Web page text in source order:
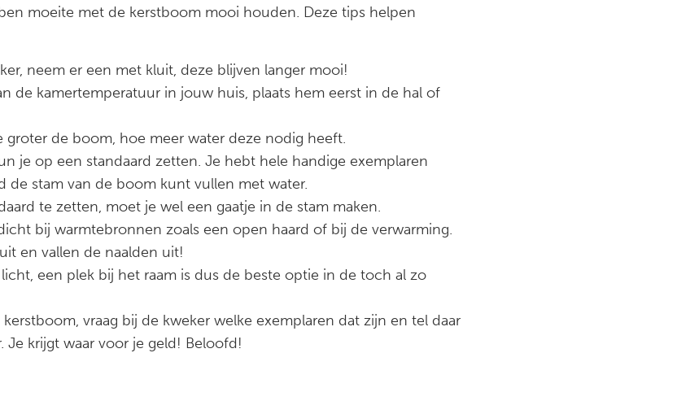
moeite met de kerstboom mooi houden. Deze tips helpen
neem er een met kluit, deze blijven langer mooi!
de kamertemperatuur in jouw huis, plaats hem eerst in de hal of
groter de boom, hoe meer water deze nodig heeft.
je op een standaard zetten. Je hebt hele handige exemplaren
de stam van de boom kunt vullen met water.
te zetten, moet je wel een gaatje in de stam maken.
bij warmtebronnen zoals een open haard of bij de verwarming.
en vallen de naalden uit!
een plek bij het raam is dus de beste optie in de toch al zo
vraag bij de kweker welke exemplaren dat zijn en tel daar
Je krijgt waar voor je geld! Beloofd!